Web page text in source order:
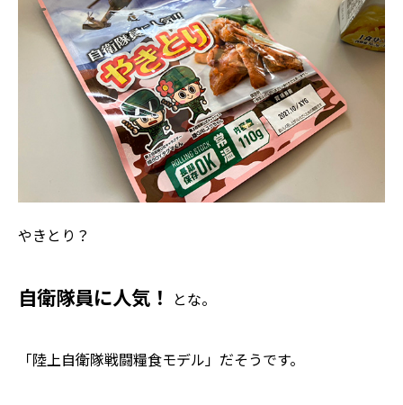
やきとり？
自衛隊員に人気！ とな。
「陸上自衛隊戦闘糧食モデル」だそうです。